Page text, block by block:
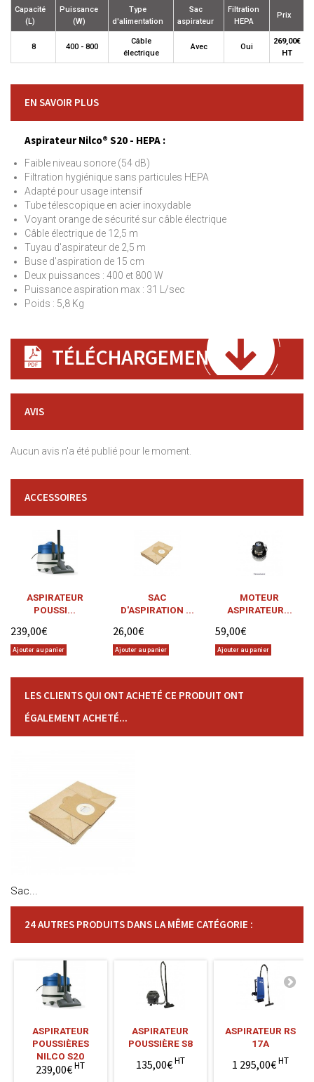
Capacité
(L)
Puissance
(W)
Type
d'alimentation
Sac
aspirateur
Filtration
HEPA
Prix
8 400 - 800
Câble
électrique
Avec Oui
269,00€
HT
EN SAVOIR PLUS
Aspirateur Nilco® S20 - HEPA :
Faible niveau sonore (54 dB)
Filtration hygiénique sans particules HEPA
Adapté pour usage intensif
Tube télescopique en acier inoxydable
Voyant orange de sécurité sur câble électrique
Câble électrique de 12,5 m
Tuyau d'aspirateur de 2,5 m
Buse d'aspiration de 15 cm
Deux puissances : 400 et 800 W
Puissance aspiration max : 31 L/sec
Poids : 5,8 Kg
TÉLÉCHARGEMENT
AVIS
Aucun avis n'a été publié pour le moment.
ACCESSOIRES
ASPIRATEUR
POUSSI...
239,00€
Ajouter au panier
SAC
D'ASPIRATION ...
26,00€
Ajouter au panier
MOTEUR
ASPIRATEUR...
59,00€
Ajouter au panier
LES CLIENTS QUI ONT ACHETÉ CE PRODUIT ONT
ÉGALEMENT ACHETÉ...
Sac...
24 AUTRES PRODUITS DANS LA MÊME CATÉGORIE :
ASPIRATEUR
POUSSIÈRES
NILCO S20
239,00€HT
ASPIRATEUR
POUSSIÈRE S8
135,00€HT
ASPIRATEUR RS
17A
1 295,00€HT